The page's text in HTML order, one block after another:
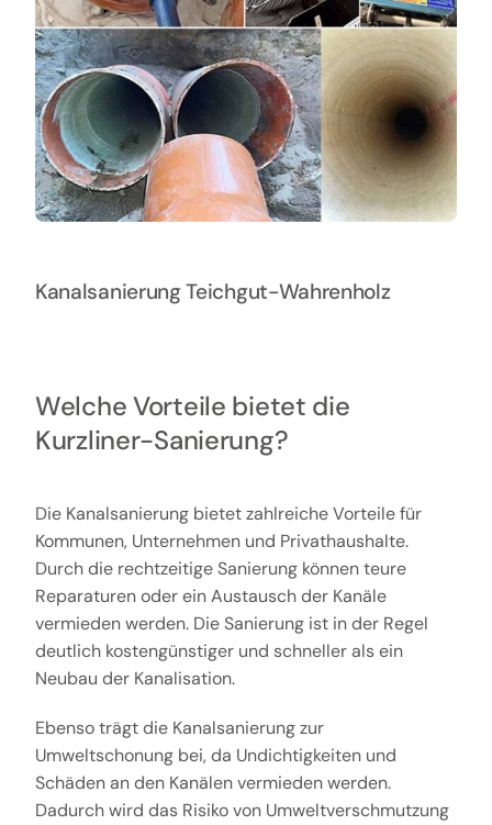
Kanalsanierung Teichgut-Wahrenholz
Welche Vorteile bietet die
Kurzliner-Sanierung?
Die Kanalsanierung bietet zahlreiche Vorteile für
Kommunen, Unternehmen und Privathaushalte.
Durch die rechtzeitige Sanierung können teure
Reparaturen oder ein Austausch der Kanäle
vermieden werden. Die Sanierung ist in der Regel
deutlich kostengünstiger und schneller als ein
Neubau der Kanalisation.
Ebenso trägt die Kanalsanierung zur
Umweltschonung bei, da Undichtigkeiten und
Schäden an den Kanälen vermieden werden.
Dadurch wird das Risiko von Umweltverschmutzung